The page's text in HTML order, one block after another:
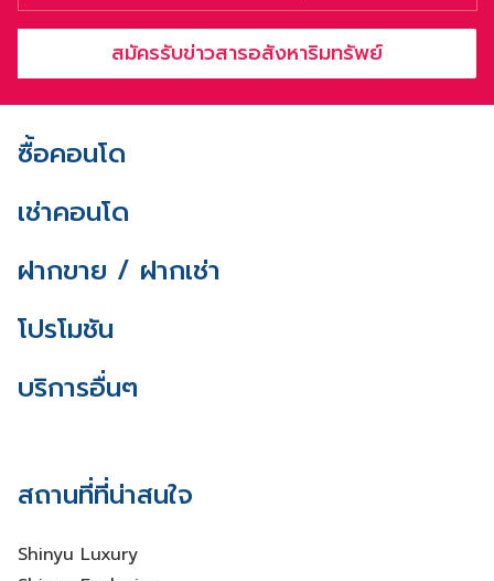
สมัครรับข่าวสารอสังหาริมทรัพย์
ซื้อคอนโด
เช่าคอนโด
ฝากขาย / ฝากเช่า
โปรโมชัน
บริการอื่นๆ
สถานที่ที่น่าสนใจ
Shinyu Luxury